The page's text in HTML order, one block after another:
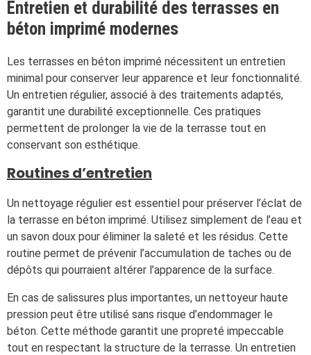
Entretien et durabilité des terrasses en
béton imprimé modernes
Les terrasses en béton imprimé nécessitent un entretien
minimal pour conserver leur apparence et leur fonctionnalité.
Un entretien régulier, associé à des traitements adaptés,
garantit une durabilité exceptionnelle. Ces pratiques
permettent de prolonger la vie de la terrasse tout en
conservant son esthétique.
Routines d’entretien
Un nettoyage régulier est essentiel pour préserver l’éclat de
la terrasse en béton imprimé. Utilisez simplement de l’eau et
un savon doux pour éliminer la saleté et les résidus. Cette
routine permet de prévenir l’accumulation de taches ou de
dépôts qui pourraient altérer l’apparence de la surface.
En cas de salissures plus importantes, un nettoyeur haute
pression peut être utilisé sans risque d’endommager le
béton. Cette méthode garantit une propreté impeccable
tout en respectant la structure de la terrasse. Un entretien